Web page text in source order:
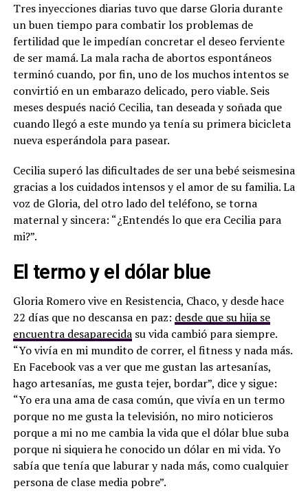
Tres inyecciones diarias tuvo que darse Gloria durante
un buen tiempo para combatir los problemas de
fertilidad que le impedían concretar el deseo ferviente
de ser mamá. La mala racha de abortos espontáneos
terminó cuando, por fin, uno de los muchos intentos se
convirtió en un embarazo delicado, pero viable. Seis
meses después nació Cecilia, tan deseada y soñada que
cuando llegó a este mundo ya tenía su primera bicicleta
nueva esperándola para pasear.
Cecilia superó las dificultades de ser una bebé seismesina
gracias a los cuidados intensos y el amor de su familia. La
voz de Gloria, del otro lado del teléfono, se torna
maternal y sincera: “¿Entendés lo que era Cecilia para
mi?”.
El termo y el dólar blue
Gloria Romero vive en Resistencia, Chaco, y desde hace
22 días que no descansa en paz: desde que su hija se
encuentra desaparecidasu vida cambió para siempre.
“Yo vivía en mi mundito de correr, el fitness y nada más.
En Facebook vas a ver que me gustan las artesanías,
hago artesanías, me gusta tejer, bordar”, dice y sigue:
“Yo era una ama de casa común, que vivía en un termo
porque no me gusta la televisión, no miro noticieros
porque a mi no me cambia la vida que el dólar blue suba
porque ni siquiera he conocido un dólar en mi vida. Yo
sabía que tenía que laburar y nada más, como cualquier
persona de clase media pobre”.